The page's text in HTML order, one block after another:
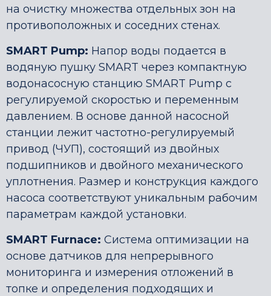
на очистку множества отдельных зон на
противоположных и соседних стенах.
SMART Pump: Напор воды подается в
водяную пушку SMART через компактную
водонасосную станцию ​​SMART Pump с
регулируемой скоростью и переменным
давлением. В основе данной насосной
станции лежит частотно-регулируемый
привод (ЧУП), состоящий из двойных
подшипников и двойного механического
уплотнения. Размер и конструкция каждого
насоса соответствуют уникальным рабочим
параметрам каждой установки.
SMART Furnace: Система оптимизации на
основе датчиков для непрерывного
мониторинга и измерения отложений в
топке и определения подходящих и